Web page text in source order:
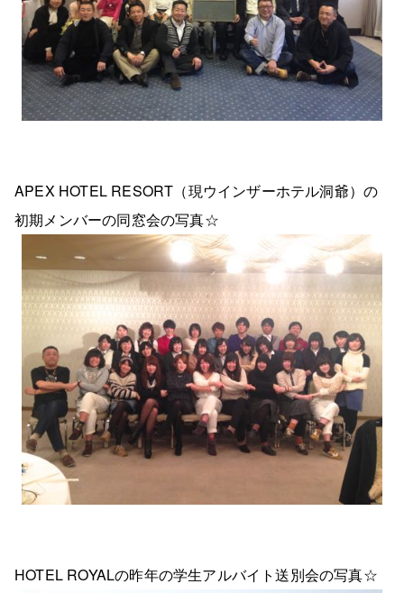
APEX HOTEL RESORT（現ウインザーホテル洞爺）の
初期メンバーの同窓会の写真☆
HOTEL ROYALの昨年の学生アルバイト送別会の写真☆